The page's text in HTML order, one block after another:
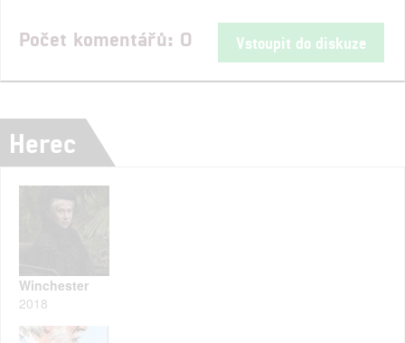
Počet komentářů: 0 Vstoupit do diskuze
Herec
Winchester
2018